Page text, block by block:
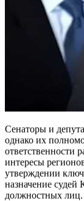
Сенаторы и
однако их
ответственности
интересы
утверждении
назначение
должностных лиц.